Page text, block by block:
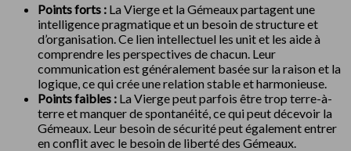
Points forts : La Vierge et la Gémeaux partagent une
intelligence pragmatique et un besoin de structure et
d’organisation. Ce lien intellectuel les unit et les aide à
comprendre les perspectives de chacun. Leur
communication est généralement basée sur la raison et la
logique, ce qui crée une relation stable et harmonieuse.
Points faibles : La Vierge peut parfois être trop terre-à-
terre et manquer de spontanéité, ce qui peut décevoir la
Gémeaux. Leur besoin de sécurité peut également entrer
en conflit avec le besoin de liberté des Gémeaux.